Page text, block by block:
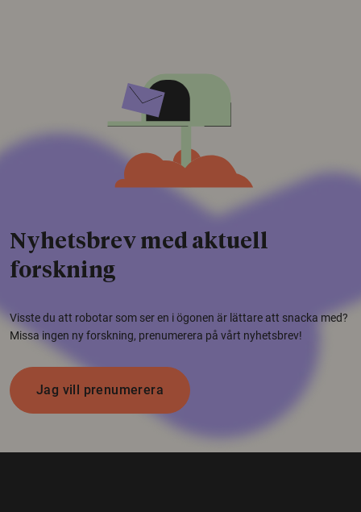
Nyhetsbrev med aktuell
forskning
Visste du att robotar som ser en i ögonen är lättare att snacka med?
Missa ingen ny forskning, prenumerera på vårt nyhetsbrev!
Jag vill prenumerera